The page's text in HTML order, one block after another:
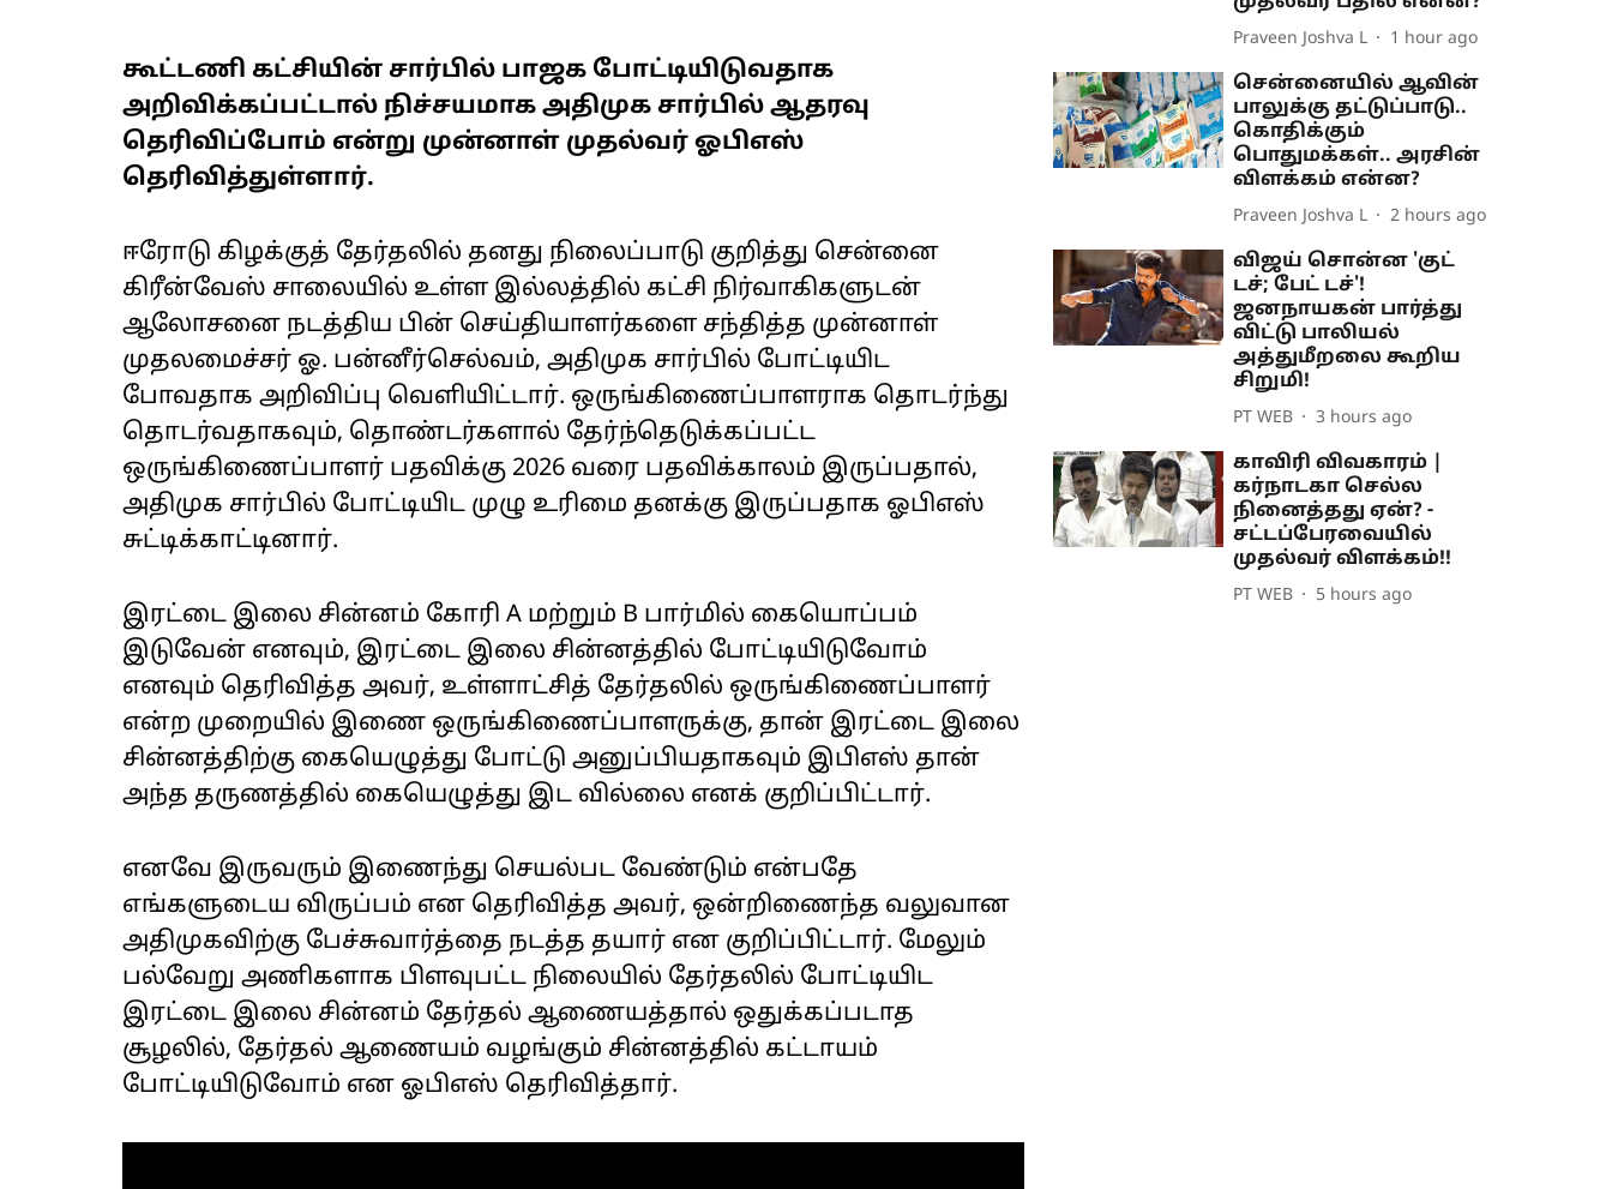
கூட்டணி கட்சியின் சார்பில் பாஜக போட்டியிடுவதாக
அறிவிக்கப்பட்டால் நிச்சயமாக அதிமுக சார்பில் ஆதரவு
தெரிவிப்போம் என்று முன்னாள் முதல்வர் ஓபிஎஸ்
தெரிவித்துள்ளார்.
ஈரோடு கிழக்குத் தேர்தலில் தனது நிலைப்பாடு குறித்து சென்னை
கிரீன்வேஸ் சாலையில் உள்ள இல்லத்தில் கட்சி நிர்வாகிகளுடன்
ஆலோசனை நடத்திய பின் செய்தியாளர்களை சந்தித்த முன்னாள்
முதலமைச்சர் ஓ. பன்னீர்செல்வம், அதிமுக சார்பில் போட்டியிட
போவதாக அறிவிப்பு வெளியிட்டார். ஒருங்கிணைப்பாளராக தொடர்ந்து
தொடர்வதாகவும், தொண்டர்களால் தேர்ந்தெடுக்கப்பட்ட
ஒருங்கிணைப்பாளர் பதவிக்கு 2026 வரை பதவிக்காலம் இருப்பதால்,
அதிமுக சார்பில் போட்டியிட முழு உரிமை தனக்கு இருப்பதாக ஓபிஎஸ்
சுட்டிக்காட்டினார்.
இரட்டை இலை சின்னம் கோரி A மற்றும் B பார்மில் கையொப்பம்
இடுவேன் எனவும், இரட்டை இலை சின்னத்தில் போட்டியிடுவோம்
எனவும் தெரிவித்த அவர், உள்ளாட்சித் தேர்தலில் ஒருங்கிணைப்பாளர்
என்ற முறையில் இணை ஒருங்கிணைப்பாளருக்கு, தான் இரட்டை இலை
சின்னத்திற்கு கையெழுத்து போட்டு அனுப்பியதாகவும் இபிஎஸ் தான்
அந்த தருணத்தில் கையெழுத்து இட வில்லை எனக் குறிப்பிட்டார்.
எனவே இருவரும் இணைந்து செயல்பட வேண்டும் என்பதே
எங்களுடைய விருப்பம் என தெரிவித்த அவர், ஒன்றிணைந்த வலுவான
அதிமுகவிற்கு பேச்சுவார்த்தை நடத்த தயார் என குறிப்பிட்டார். மேலும்
பல்வேறு அணிகளாக பிளவுபட்ட நிலையில் தேர்தலில் போட்டியிட
இரட்டை இலை சின்னம் தேர்தல் ஆணையத்தால் ஒதுக்கப்படாத
சூழலில், தேர்தல் ஆணையம் வழங்கும் சின்னத்தில் கட்டாயம்
போட்டியிடுவோம் என ஓபிஎஸ் தெரிவித்தார்.
Praveen Joshva L 1 hour ago
சென்னையில் ஆவின்
பாலுக்கு தட்டுப்பாடு..
கொதிக்கும்
பொதுமக்கள்.. அரசின்
விளக்கம் என்ன?
Praveen Joshva L 2 hours ago
விஜய் சொன்ன 'குட்
டச்; பேட் டச்'!
ஜனநாயகன் பார்த்து
விட்டு பாலியல்
அத்துமீறலை கூறிய
சிறுமி!
PT WEB 3 hours ago
காவிரி விவகாரம் |
கர்நாடகா செல்ல
நினைத்தது ஏன்? -
சட்டப்பேரவையில்
முதல்வர் விளக்கம்!!
PT WEB 5 hours ago